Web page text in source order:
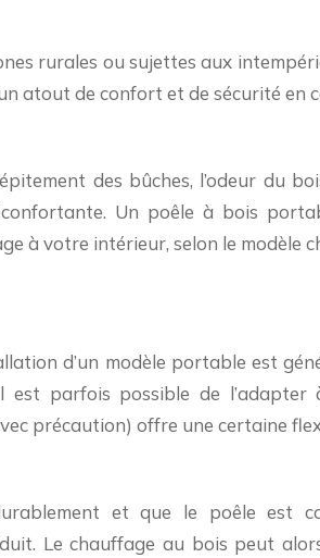
rurales ou sujettes aux
atout de confort et de sécurité en
des bûches, l’odeur du
Un poêle à bois
à votre intérieur, selon le modèle
d’un modèle portable est
parfois possible de
précaution) offre une certaine
et que le poêle est
Le chauffage au bois peut